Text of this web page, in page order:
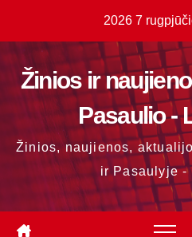
content
2026 7
Žinios ir
Pasaulio -
Žinios, naujienos,
ir Pasaulyje -